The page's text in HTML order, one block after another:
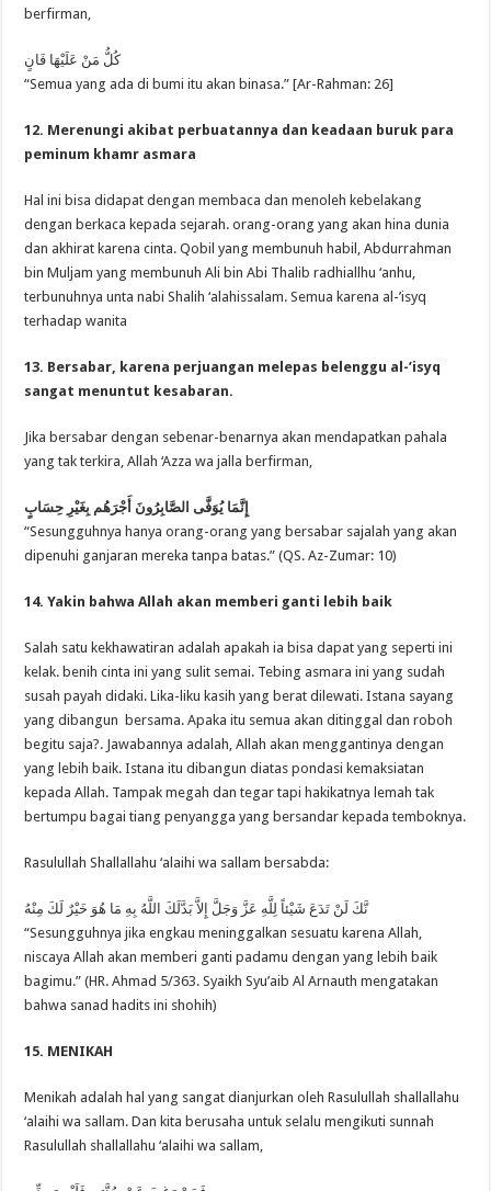
berfirman,
كُلُّ مَنْ عَلَيْهَا فَانٍ
“Semua yang ada di bumi itu akan binasa.” [Ar-Rahman: 26]
12. Merenungi akibat perbuatannya dan keadaan buruk para
peminum khamr asmara
Hal ini bisa didapat dengan membaca dan menoleh kebelakang
dengan berkaca kepada sejarah. orang-orang yang akan hina dunia
dan akhirat karena cinta. Qobil yang membunuh habil, Abdurrahman
bin Muljam yang membunuh Ali bin Abi Thalib radhiallhu ‘anhu,
terbunuhnya unta nabi Shalih ‘alahissalam. Semua karena al-’isyq
terhadap wanita
13. Bersabar, karena perjuangan melepas belenggu al-’isyq
sangat menuntut kesabaran.
Jika bersabar dengan sebenar-benarnya akan mendapatkan pahala
yang tak terkira, Allah ‘Azza wa jalla berfirman,
إِنَّمَا يُوَفَّى الصَّابِرُونَ أَجْرَهُم بِغَيْرِ حِسَابٍ
“Sesungguhnya hanya orang-orang yang bersabar sajalah yang akan
dipenuhi ganjaran mereka tanpa batas.” (QS. Az-Zumar: 10)
14. Yakin bahwa Allah akan memberi ganti lebih baik
Salah satu kekhawatiran adalah apakah ia bisa dapat yang seperti ini
kelak. benih cinta ini yang sulit semai. Tebing asmara ini yang sudah
susah payah didaki. Lika-liku kasih yang berat dilewati. Istana sayang
yang dibangun bersama. Apaka itu semua akan ditinggal dan roboh
begitu saja?. Jawabannya adalah, Allah akan menggantinya dengan
yang lebih baik. Istana itu dibangun diatas pondasi kemaksiatan
kepada Allah. Tampak megah dan tegar tapi hakikatnya lemah tak
bertumpu bagai tiang penyangga yang bersandar kepada temboknya.
Rasulullah Shallallahu ‘alaihi wa sallam bersabda:
نَّكَ لَنْ تَدَعَ شَيْئاً لِلَّهِ عَزَّ وَجَلَّ إِلاَّ بَدَّلَكَ اللَّهُ بِهِ مَا هُوَ خَيْرٌ لَكَ مِنْهُ
“Sesungguhnya jika engkau meninggalkan sesuatu karena Allah,
niscaya Allah akan memberi ganti padamu dengan yang lebih baik
bagimu.” (HR. Ahmad 5/363. Syaikh Syu’aib Al Arnauth mengatakan
bahwa sanad hadits ini shohih)
15. MENIKAH
Menikah adalah hal yang sangat dianjurkan oleh Rasulullah shallallahu
‘alaihi wa sallam. Dan kita berusaha untuk selalu mengikuti sunnah
Rasulullah shallallahu ‘alaihi wa sallam,